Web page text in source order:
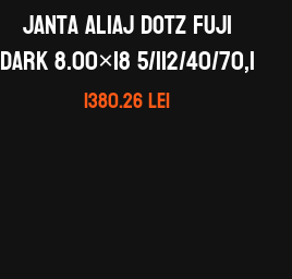
Janta aliaj DOTZ Fuji
dark 8.00×18 5/112/40/70,1
1380.26lei